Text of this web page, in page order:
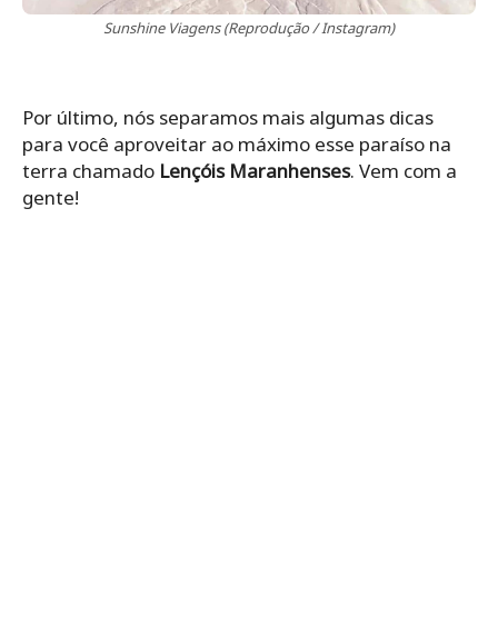
Sunshine Viagens (Reprodução / Instagram)
Por último, nós separamos mais algumas dicas
para você aproveitar ao máximo esse paraíso na
terra chamado Lençóis Maranhenses. Vem com a
gente!